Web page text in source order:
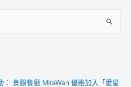
： 景觀餐廳 MiraWan 優雅加入「愛星